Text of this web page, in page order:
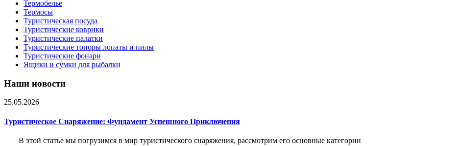
Термобелье
Термосы
Туристическая посуда
Туристические коврики
Туристические палатки
Туристические топоры лопаты и пилы
Туристические фонари
Ящики и сумки для рыбалки
Наши новости
25.05.2026
Туристическое Снаряжение: Фундамент Успешного Приключения
В этой статье мы погрузимся в мир туристического снаряжения, рассмотрим его основные категории